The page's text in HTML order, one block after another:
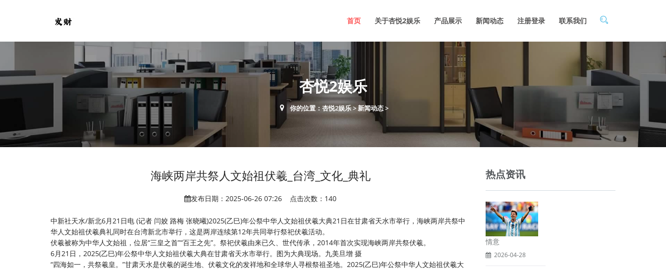
首页 关于杏悦2娱乐 产品展示 新闻动态 注册登录 联系我们
杏悦2娱乐
你的位置： 杏悦2娱乐>新闻动态>
海峡两岸共祭人文始祖伏羲_台湾_文化_典礼
发布日期：2025-06-26 07:26 点击次数：140
中新社天水/新北6月21日电 (记者 闫姣 路梅 张晓曦)2025(乙巳)年公祭中华人文始祖伏羲大典21日在甘肃省天水市举行，海峡两岸共祭中
华人文始祖伏羲典礼同时在台湾新北市举行，这是两岸连续第12年共同举行祭祀伏羲活动。
伏羲被称为中华人文始祖，位居“三皇之首”“百王之先”。祭祀伏羲由来已久、世代传承，2014年首次实现海峡两岸共祭伏羲。
6月21日，2025(乙巳)年公祭中华人文始祖伏羲大典在甘肃省天水市举行。图为大典现场。九美旦增 摄
“四海如一，共祭羲皇。”甘肃天水是伏羲的诞生地、伏羲文化的发祥地和全球华人寻根祭祖圣地。2025(乙巳)年公祭中华人文始祖伏羲大
热点资讯
情意
2026-04-28